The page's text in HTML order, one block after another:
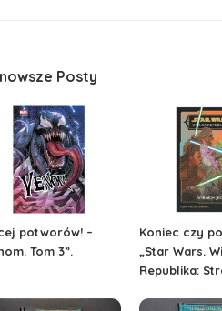
Posty
potworów! –
Tom 3”.
Koniec czy
„Star Wars.
Republika: